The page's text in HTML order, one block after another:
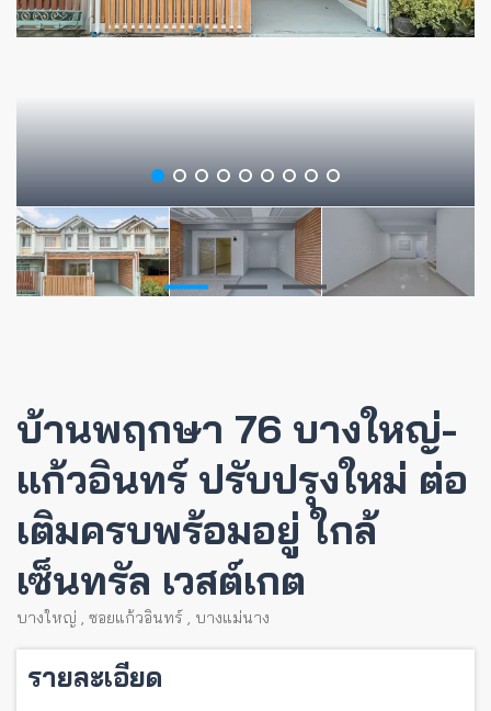
บ้านพฤกษา 76 บางใหญ่-
แก้วอินทร์ ปรับปรุงใหม่ ต่อ
เติมครบพร้อมอยู่ ใกล้
เซ็นทรัล เวสต์เกต
บางใหญ่ , ซอยแก้วอินทร์ , บางแม่นาง
รายละเอียด